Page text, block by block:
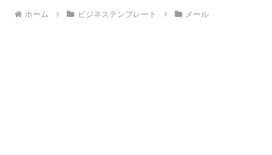
ホーム ビジネステンプレート メール